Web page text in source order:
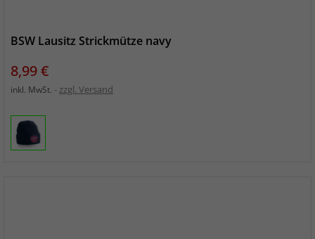
BSW Lausitz Strickmütze navy
Preis
8,99 €
inkl. MwSt. zzgl. Versand